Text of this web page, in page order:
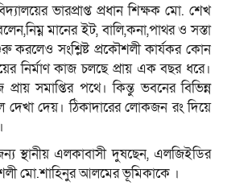
ভারপ্রাপ্ত প্রধান শিক্ষক মো. শেখ
মানের ইট, বালি,কনা,পাথর ও সস্তা
করলেও সংশ্লিষ্ট প্রকৌশলী কার্যকর কোন
নির্মাণ কাজ চলছে প্রায় এক বছর ধরে।
সমাপ্তির পথে। কিন্তু ভবনের বিভিন্ন
দেয়। ঠিকাদারের লোকজন রং দিয়ে
স্থানীয় এলকাবাসী দুষছেন, এলজিইডির
মো.শাহিনুর আলমের ভূমিকাকে ।